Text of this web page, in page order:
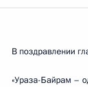
В поздравлении
«Ураза-Байрам –